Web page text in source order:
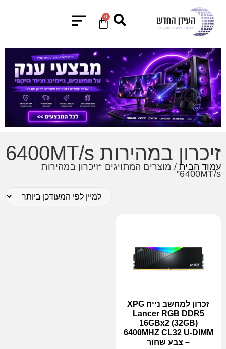
0
זיכרון במהירות 6400MT/s
עמוד הבית/ מוצרים המתויגים “זיכרון במהירות
6400MT/s”
זכרון למחשב נייח XPG
Lancer RGB DDR5
16GBx2 (32GB)
6400MHZ CL32 U-DIMM
– צבע שחור